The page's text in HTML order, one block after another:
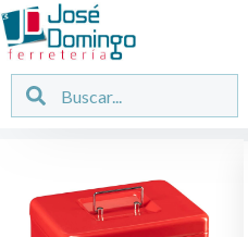
Ir
al
contenido
Buscar Buscar